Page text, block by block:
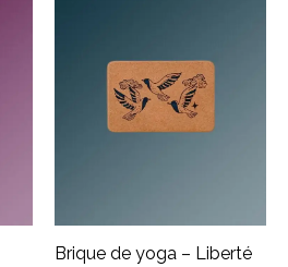
Brique de yoga – Liberté